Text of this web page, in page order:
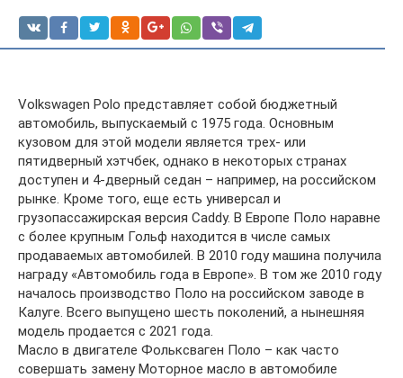
Volkswagen Polo представляет собой бюджетный
автомобиль, выпускаемый с 1975 года. Основным
кузовом для этой модели является трех- или
пятидверный хэтчбек, однако в некоторых странах
доступен и 4-дверный седан – например, на российском
рынке. Кроме того, еще есть универсал и
грузопассажирская версия Caddy. В Европе Поло наравне
с более крупным Гольф находится в числе самых
продаваемых автомобилей. В 2010 году машина получила
награду «Автомобиль года в Европе». В том же 2010 году
началось производство Поло на российском заводе в
Калуге. Всего выпущено шесть поколений, а нынешняя
модель продается с 2021 года.
Масло в двигателе Фольксваген Поло – как часто
совершать замену Моторное масло в автомобиле